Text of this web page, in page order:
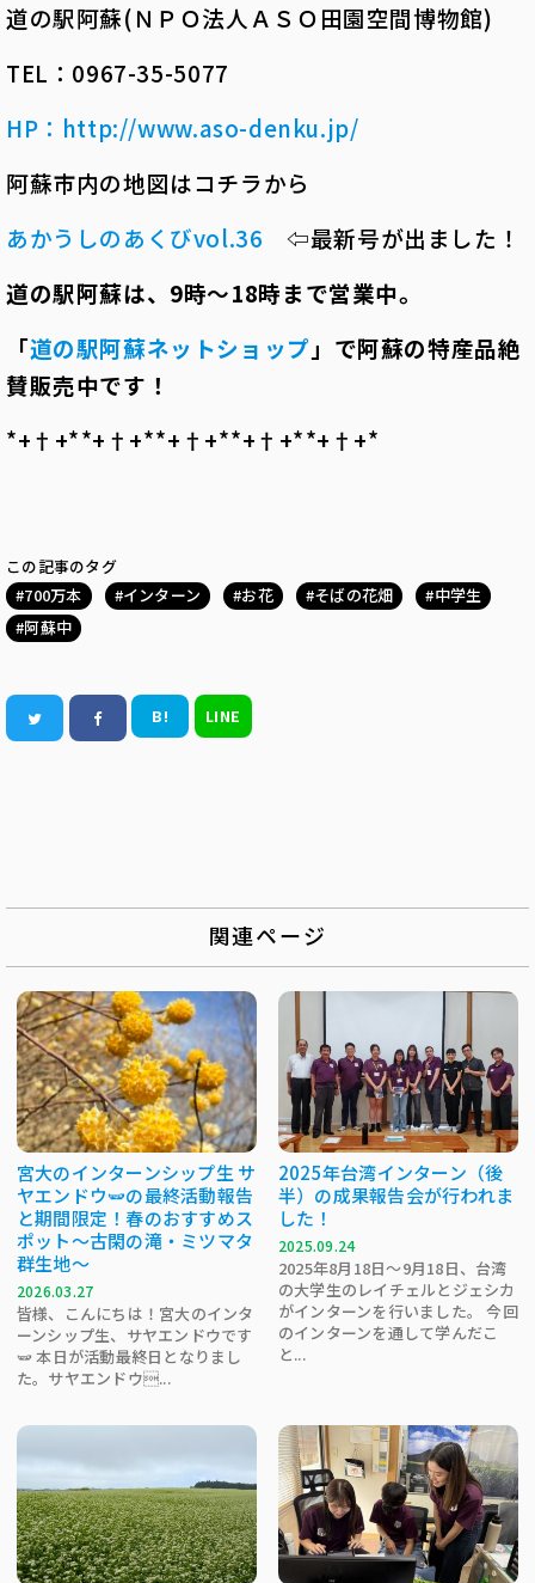
道の駅阿蘇(ＮＰＯ法人ＡＳＯ田園空間博物館)
TEL：0967-35-5077
HP ： http://www.aso-denku.jp/
阿蘇市内の地図はコチラから
あかうしのあくびvol.36 ⇦最新号が出ました！
道の駅阿蘇は、 9時～18時まで営業中。
「道の駅阿蘇ネットショップ」で阿蘇の特産品絶
賛販売中です！
*+†+*――*+†+*――*+†+*――*+†+*――*+†+*――
この記事のタグ
700万本
インターン お花 そばの花畑
中学生
阿蘇中
B! LINE
関連ページ
宮大のインターンシップ生 サ
ヤエンドウ🫛の最終活動報告
と期間限定！春のおすすめス
ポット～古閑の滝・ミツマタ
群生地～
2026.03.27
皆様、こんにちは！宮大のインタ
ーンシップ生、サヤエンドウです
🫛 本日が活動最終日となりまし
た。サヤエンドウ...
2025年台湾インターン（後
半）の成果報告会が行われま
した！
2025.09.24
2025年8月18日～9月18日、台湾
の大学生のレイチェルとジェシカ
がインターンを行いました。 今回
のインターンを通して学んだこ
と...